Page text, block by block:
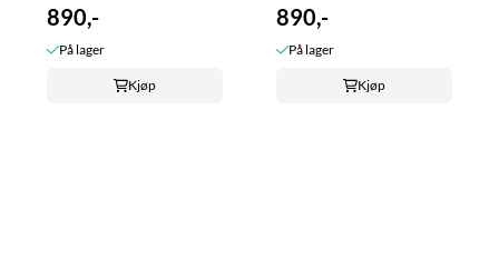
890,-
På lager
Kjøp
890,-
På lager
Kjøp